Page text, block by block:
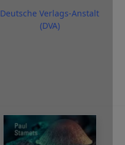
Deutsche Verlags-Anstalt
(DVA)